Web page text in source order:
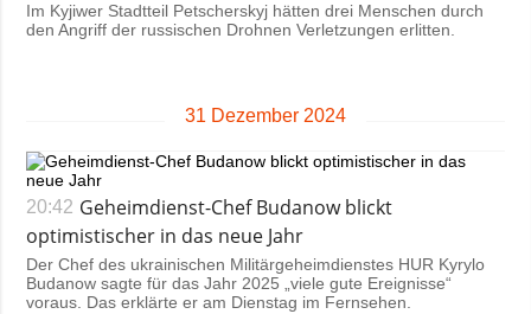
Im Kyjiwer Stadtteil Petscherskyj hätten drei Menschen durch
den Angriff der russischen Drohnen Verletzungen erlitten.
31 Dezember 2024
20:42 Geheimdienst-Chef Budanow blickt
optimistischer in das neue Jahr
Der Chef des ukrainischen Militärgeheimdienstes HUR Kyrylo
Budanow sagte für das Jahr 2025 „viele gute Ereignisse“
voraus. Das erklärte er am Dienstag im Fernsehen.